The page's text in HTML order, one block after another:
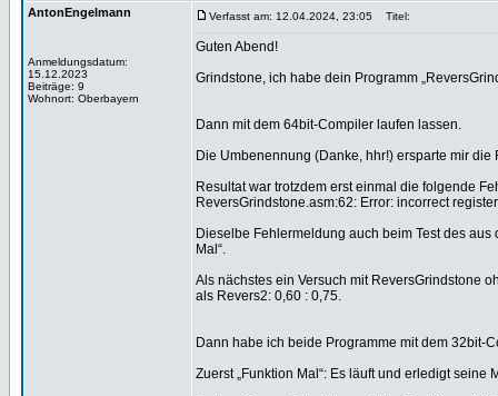
AntonEngelmann
Anmeldungsdatum:
15.12.2023
Beiträge: 9
Wohnort: Oberbayern
Verfasst am: 12.04.2024, 23:05 Titel:
Guten Abend!
Grindstone, ich habe dein Programm
Dann mit dem 64bit-Compiler laufen lassen.
Die Umbenennung (Danke, hhr!) ersparte mir
Resultat war trotzdem erst einmal die folgende
ReversGrindstone.asm:62: Error: incorrect
Dieselbe Fehlermeldung auch beim Test des
Mal“.
Als nächstes ein Versuch mit ReversGrindstone
als Revers2: 0,60 : 0,75.
Dann habe ich beide Programme mit dem 32bit-
Zuerst „Funktion Mal“: Es läuft und erledigt seine